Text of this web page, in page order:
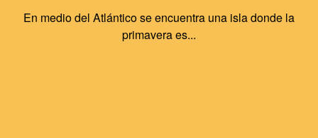
En medio del Atlántico se encuentra una isla donde la
primavera es...